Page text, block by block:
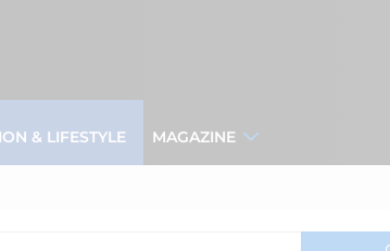
& LIFESTYLE MAGAZINE